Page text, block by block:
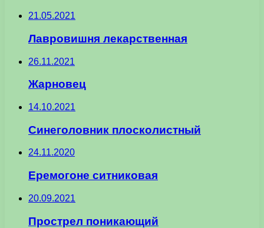
21.05.2021
Лавровишня лекарственная
26.11.2021
Жарновец
14.10.2021
Синеголовник плосколистный
24.11.2020
Еремогоне ситниковая
20.09.2021
Прострел поникающий